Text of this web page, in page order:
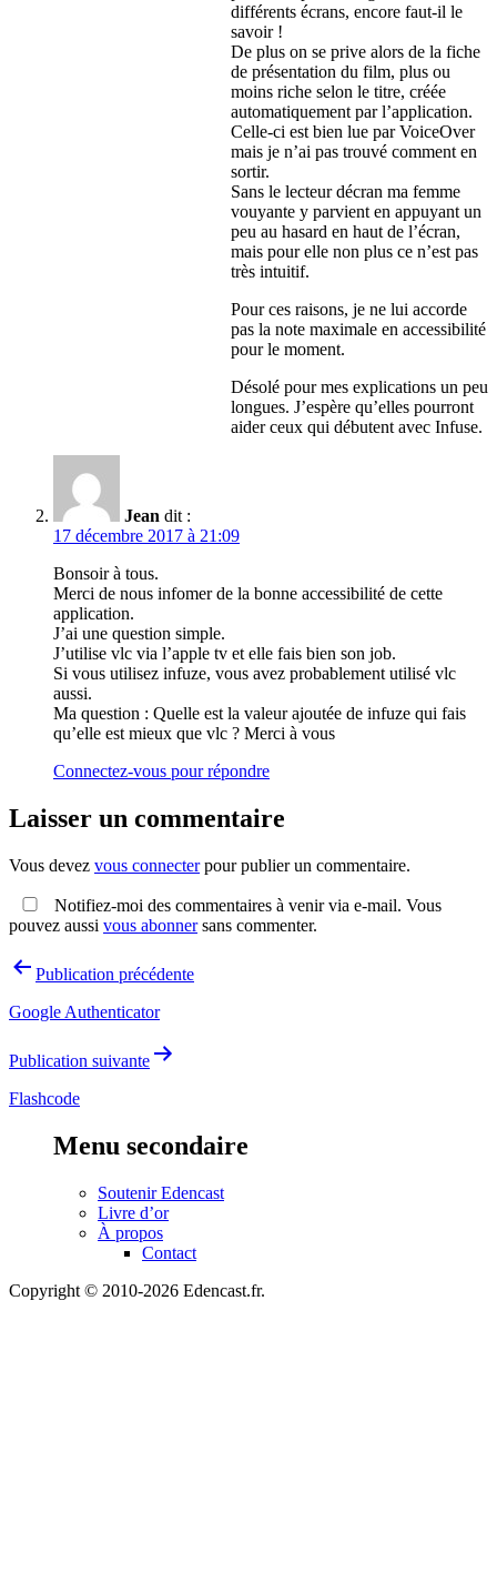
différents écrans, encore faut-il le
savoir !
De plus on se prive alors de la fiche
de présentation du film, plus ou
moins riche selon le titre, créée
automatiquement par l’application.
Celle-ci est bien lue par VoiceOver
mais je n’ai pas trouvé comment en
sortir.
Sans le lecteur décran ma femme
vouyante y parvient en appuyant un
peu au hasard en haut de l’écran,
mais pour elle non plus ce n’est pas
très intuitif.
Pour ces raisons, je ne lui accorde
pas la note maximale en accessibilité
pour le moment.
Désolé pour mes explications un peu
longues. J’espère qu’elles pourront
aider ceux qui débutent avec Infuse.
Jean dit :
17 décembre 2017 à 21:09
Bonsoir à tous.
Merci de nous infomer de la bonne accessibilité de cette
application.
J’ai une question simple.
J’utilise vlc via l’apple tv et elle fais bien son job.
Si vous utilisez infuze, vous avez probablement utilisé vlc
aussi.
Ma question : Quelle est la valeur ajoutée de infuze qui fais
qu’elle est mieux que vlc ? Merci à vous
Connectez-vous pour répondre
Laisser un commentaire
Vous devez vous connecterpour publier un commentaire.
Notifiez-moi des commentaires à venir via e-mail. Vous
pouvez aussi vous abonnersans commenter.
Navigation
l’article
Publication précédente
Google Authenticator
Publication suivante
Flashcode
Menu secondaire
Soutenir Edencast
Livre d’or
À propos
Contact
Copyright © 2010-2026 Edencast.fr.